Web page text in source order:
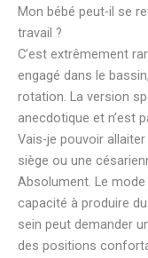
Mon bébé peut-il se
travail ?
C’est extrêmement
engagé dans le
rotation. La version
anecdotique et n’est
Vais-je pouvoir
siège ou une
Absolument. Le
capacité à produire
sein peut demander
des positions